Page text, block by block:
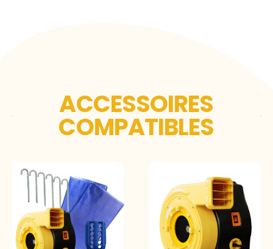
ACCESSOIRES
COMPATIBLES